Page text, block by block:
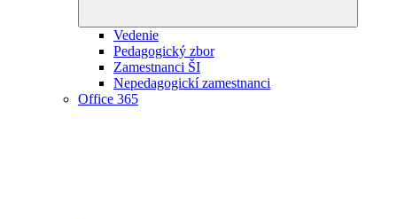
Vedenie
Pedagogický zbor
Zamestnanci ŠI
Nepedagogickí zamestnanci
Office 365